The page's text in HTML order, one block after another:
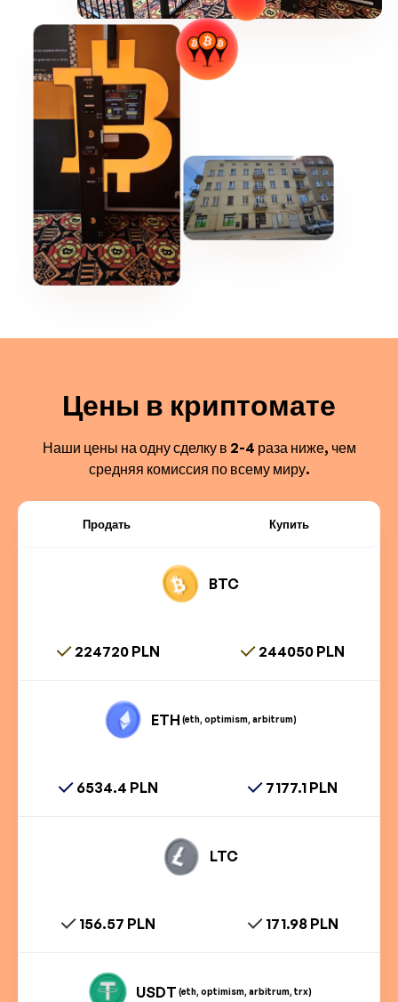
Цены в криптомате
Наши цены на одну сделку в 2-4 раза ниже, чем
средняя комиссия по всему миру.
Продать Купить
BTC
224720 PLN 244050 PLN
ETH (eth, optimism, arbitrum)
6534.4 PLN 7177.1 PLN
LTC
156.57 PLN 171.98 PLN
USDT (eth, optimism, arbitrum, trx)